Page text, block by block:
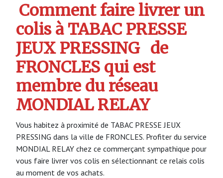
Comment faire livrer un
colis à TABAC PRESSE
JEUX PRESSING de
FRONCLES qui est
membre du réseau
MONDIAL RELAY
Vous habitez à proximité de TABAC PRESSE JEUX
PRESSING dans la ville de FRONCLES. Profiter du service
MONDIAL RELAY chez ce commerçant sympathique pour
vous faire livrer vos colis en sélectionnant ce relais colis
au moment de vos achats.